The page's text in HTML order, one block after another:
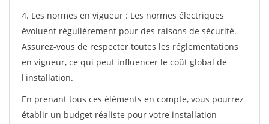
4. Les normes en vigueur : Les normes électriques
évoluent régulièrement pour des raisons de sécurité.
Assurez-vous de respecter toutes les réglementations
en vigueur, ce qui peut influencer le coût global de
l'installation.
En prenant tous ces éléments en compte, vous pourrez
établir un budget réaliste pour votre installation